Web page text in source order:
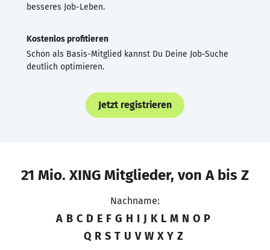
besseres Job-Leben.
Kostenlos profitieren
Schon als Basis-Mitglied kannst Du Deine Job-Suche
deutlich optimieren.
Jetzt registrieren
21 Mio. XING Mitglieder, von A bis Z
Nachname:
A B C D E F G H I J K L M N O P
Q R S T U V W X Y Z